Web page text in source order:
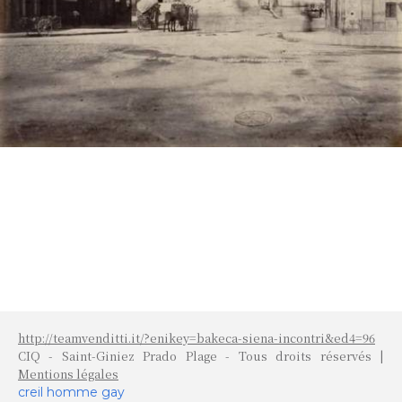
http://teamvenditti.it/?enikey=bakeca-siena-incontri&ed4=96
CIQ - Saint-Giniez Prado Plage - Tous droits réservés |
Mentions légales
creil homme gay